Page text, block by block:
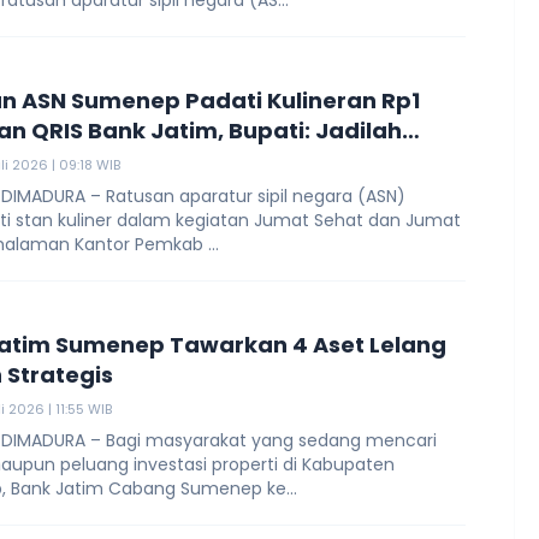
ASN Sumenep Padati Kulineran Rp1
QRIS Bank Jatim, Bupati: Jadilah
Transaksi Digital
2026 | 09:18 WIB
DIMADURA – Ratusan aparatur sipil negara (ASN)
stan kuliner dalam kegiatan Jumat Sehat dan Jumat
Kantor Pemkab ...
Sumenep Tawarkan 4 Aset Lelang
Strategis
| 11:55 WIB
DIMADURA – Bagi masyarakat yang sedang mencari
peluang investasi properti di Kabupaten
Bank Jatim Cabang Sumenep ke...